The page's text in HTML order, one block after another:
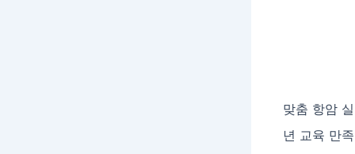
맞춤 항암
년 교육 만